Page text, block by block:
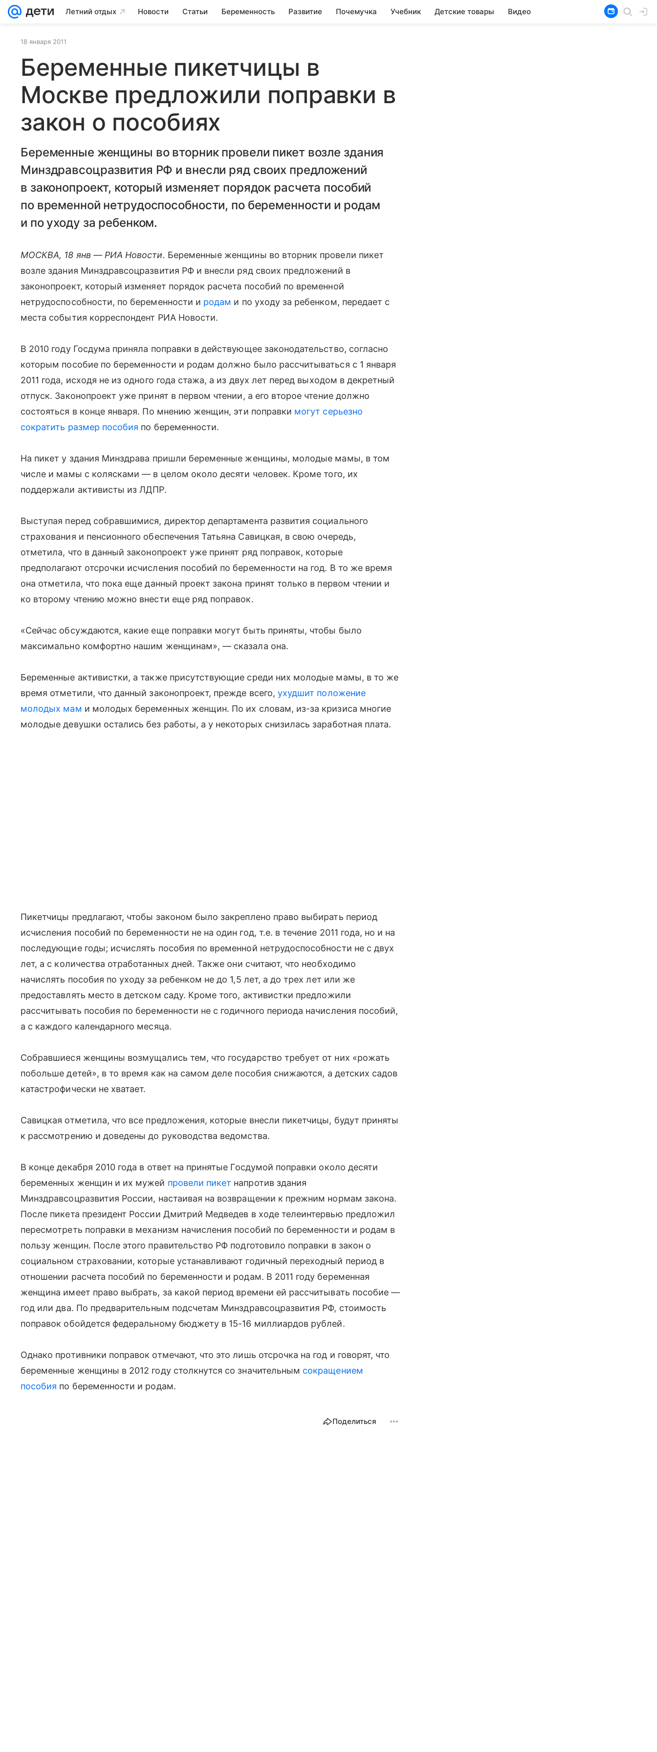
Летний отдых Новости Статьи Беременность Развитие Почемучка Учебник Детские товары Видео
18 января 2011
Беременные пикетчицы в
Москве предложили поправки в
закон о пособиях
Беременные женщины во вторник провели пикет возле здания
Минздравсоцразвития РФ и внесли ряд своих предложений
в законопроект, который изменяет порядок расчета пособий
по временной нетрудоспособности, по беременности и родам
и по уходу за ребенком.
МОСКВА, 18 янв — РИА Новости. Беременные женщины во вторник провели пикет
возле здания Минздравсоцразвития РФ и внесли ряд своих предложений в
законопроект, который изменяет порядок расчета пособий по временной
нетрудоспособности, по беременности и родам и по уходу за ребенком, передает с
места события корреспондент РИА Новости.
В 2010 году Госдума приняла поправки в действующее законодательство, согласно
которым пособие по беременности и родам должно было рассчитываться с 1 января
2011 года, исходя не из одного года стажа, а из двух лет перед выходом в декретный
отпуск. Законопроект уже принят в первом чтении, а его второе чтение должно
состояться в конце января. По мнению женщин, эти поправки могут серьезно
сократить размер пособия по беременности.
На пикет у здания Минздрава пришли беременные женщины, молодые мамы, в том
числе и мамы с колясками — в целом около десяти человек. Кроме того, их
поддержали активисты из ЛДПР.
Выступая перед собравшимися, директор департамента развития социального
страхования и пенсионного обеспечения Татьяна Савицкая, в свою очередь,
отметила, что в данный законопроект уже принят ряд поправок, которые
предполагают отсрочки исчисления пособий по беременности на год. В то же время
она отметила, что пока еще данный проект закона принят только в первом чтении и
ко второму чтению можно внести еще ряд поправок.
«Сейчас обсуждаются, какие еще поправки могут быть приняты, чтобы было
максимально комфортно нашим женщинам», — сказала она.
Беременные активистки, а также присутствующие среди них молодые мамы, в то же
время отметили, что данный законопроект, прежде всего, ухудшит положение
молодых мам и молодых беременных женщин. По их словам, из-за кризиса многие
молодые девушки остались без работы, а у некоторых снизилась заработная плата.
Пикетчицы предлагают, чтобы законом было закреплено право выбирать период
исчисления пособий по беременности не на один год, т.е. в течение 2011 года, но и на
последующие годы; исчислять пособия по временной нетрудоспособности не с двух
лет, а с количества отработанных дней. Также они считают, что необходимо
начислять пособия по уходу за ребенком не до 1,5 лет, а до трех лет или же
предоставлять место в детском саду. Кроме того, активистки предложили
рассчитывать пособия по беременности не с годичного периода начисления пособий,
а с каждого календарного месяца.
Собравшиеся женщины возмущались тем, что государство требует от них «рожать
побольше детей», в то время как на самом деле пособия снижаются, а детских садов
катастрофически не хватает.
Савицкая отметила, что все предложения, которые внесли пикетчицы, будут приняты
к рассмотрению и доведены до руководства ведомства.
В конце декабря 2010 года в ответ на принятые Госдумой поправки около десяти
беременных женщин и их мужей провели пикет напротив здания
Минздравсоцразвития России, настаивая на возвращении к прежним нормам закона.
После пикета президент России Дмитрий Медведев в ходе телеинтервью предложил
пересмотреть поправки в механизм начисления пособий по беременности и родам в
пользу женщин. После этого правительство РФ подготовило поправки в закон о
социальном страховании, которые устанавливают годичный переходный период в
отношении расчета пособий по беременности и родам. В 2011 году беременная
женщина имеет право выбрать, за какой период времени ей рассчитывать пособие —
год или два. По предварительным подсчетам Минздравсоцразвития РФ, стоимость
поправок обойдется федеральному бюджету в 15-16 миллиардов рублей.
Однако противники поправок отмечают, что это лишь отсрочка на год и говорят, что
беременные женщины в 2012 году столкнутся со значительным сокращением
пособия по беременности и родам.
Поделиться